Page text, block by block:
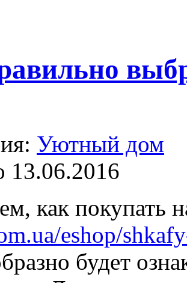
Уютный дом
13.06.2016
как покупать
eshop/
будет